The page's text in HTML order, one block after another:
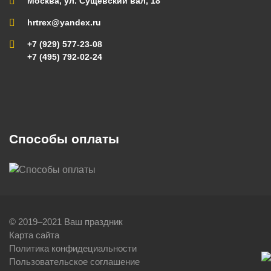
hrtrex@yandex.ru
+7 (929) 577-23-08
+7 (495) 792-02-24
Способы оплаты
© 2019–2021 Ваш праздник
Карта сайта
Политика конфидециальности
Пользовательское соглашение